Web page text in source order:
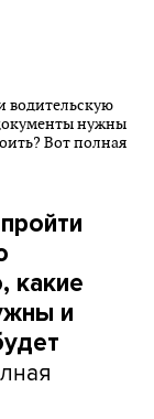
какие
и